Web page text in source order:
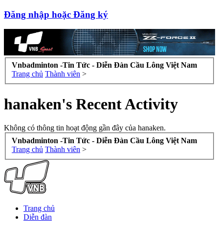
Đăng nhập hoặc Đăng ký
Vnbadminton -Tin Tức - Diễn Đàn Cầu Lông Việt Nam
Trang chủ Thành viên >
hanaken's Recent Activity
Không có thông tin hoạt động gần đây của hanaken.
Vnbadminton -Tin Tức - Diễn Đàn Cầu Lông Việt Nam
Trang chủ Thành viên >
Trang chủ
Diễn đàn